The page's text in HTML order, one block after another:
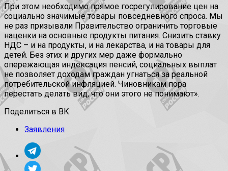
При этом необходимо прямое госрегулирование цен на
социально значимые товары повседневного спроса. Мы
не раз призывали Правительство ограничить торговые
наценки на основные продукты питания. Снизить ставку
НДС – и на продукты, и на лекарства, и на товары для
детей. Без этих и других мер даже формально
опережающая индексация пенсий, социальных выплат
не позволяет доходам граждан угнаться за реальной
потребительской инфляцией. Чиновникам пора
перестать делать вид, что они этого не понимают».
Поделиться в ВК
Заявления